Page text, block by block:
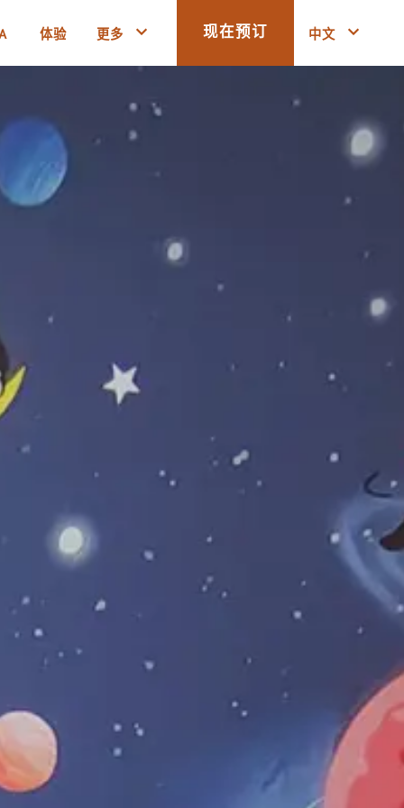
体验 更多 现在预订 中文